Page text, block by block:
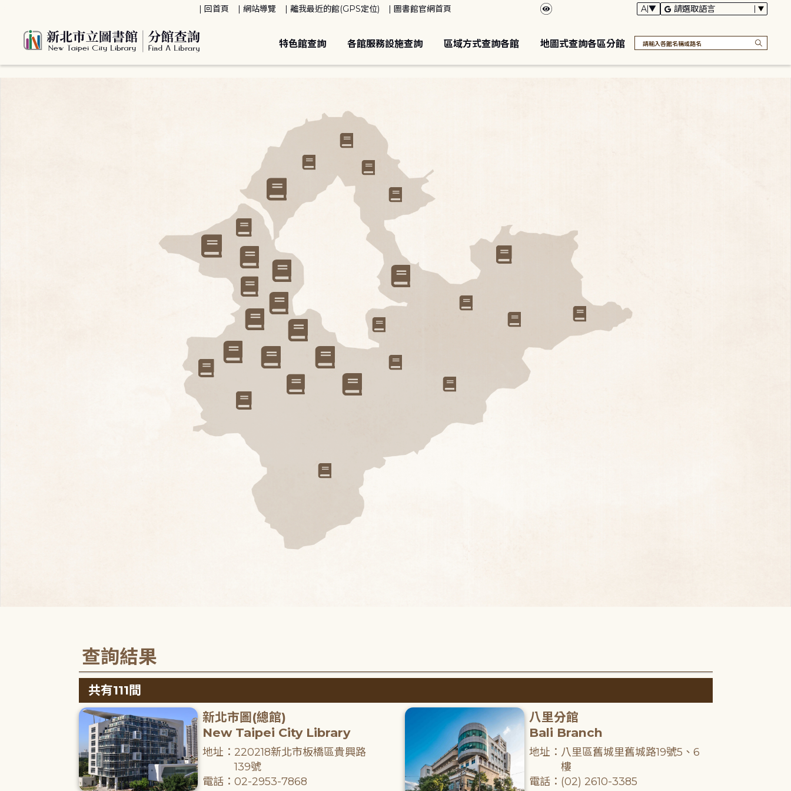
回首頁 網站導覽 離我最近的館(GPS定位) 圖書館官網首頁
特色館查詢 各館服務設施查詢 區域方式查詢各館 地圖式查詢各區分館
查詢結果
共有111間
新北市圖(總館)
New Taipei City Library
地址：220218新北市板橋區貴興路
139號
電話：02-2953-7868
八里分館
Bali Branch
地址：八里區舊城里舊城路19號5、6
樓
電話：(02) 2610-3385